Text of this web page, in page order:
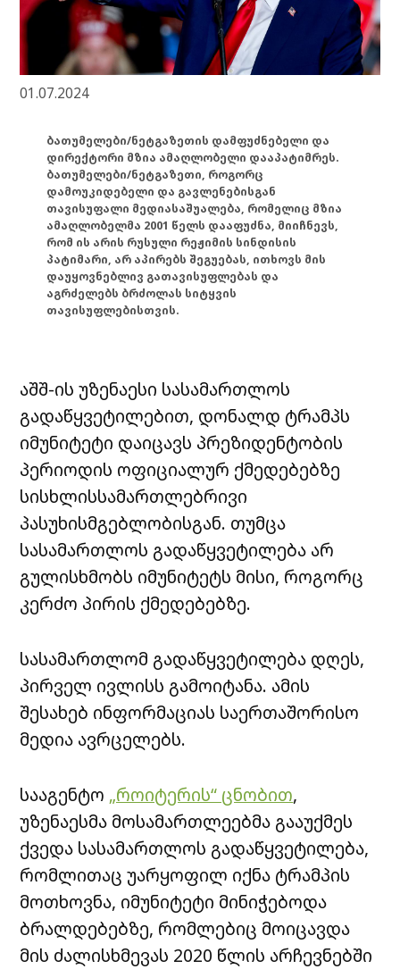
01.07.2024
ბათუმელები/ნეტგაზეთის დამფუძნებელი და
დირექტორი მზია ამაღლობელი დააპატიმრეს.
ბათუმელები/ნეტგაზეთი, როგორც
დამოუკიდებელი და გავლენებისგან
თავისუფალი მედიასაშუალება, რომელიც მზია
ამაღლობელმა 2001 წელს დააფუძნა, მიიჩნევს,
რომ ის არის რუსული რეჟიმის სინდისის
პატიმარი, არ აპირებს შეგუებას, ითხოვს მის
დაუყოვნებლივ გათავისუფლებას და
აგრძელებს ბრძოლას სიტყვის
თავისუფლებისთვის.
აშშ-ის უზენაესი სასამართლოს
გადაწყვეტილებით, დონალდ ტრამპს
იმუნიტეტი დაიცავს პრეზიდენტობის
პერიოდის ოფიციალურ ქმედებებზე
სისხლისსამართლებრივი
პასუხისმგებლობისგან. თუმცა
სასამართლოს გადაწყვეტილება არ
გულისხმობს იმუნიტეტს მისი, როგორც
კერძო პირის ქმედებებზე.
სასამართლომ გადაწყვეტილება დღეს,
პირველ ივლისს გამოიტანა. ამის
შესახებ ინფორმაციას საერთაშორისო
მედია ავრცელებს.
სააგენტო „როიტერის“ ცნობით,
უზენაესმა მოსამართლეებმა გააუქმეს
ქვედა სასამართლოს გადაწყვეტილება,
რომლითაც უარყოფილ იქნა ტრამპის
მოთხოვნა, იმუნიტეტი მინიჭებოდა
ბრალდებებზე, რომლებიც მოიცავდა
მის ძალისხმევას 2020 წლის არჩევნებში